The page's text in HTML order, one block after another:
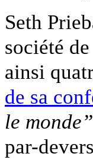
Seth
société
ainsi
de sa
le monde”
par-